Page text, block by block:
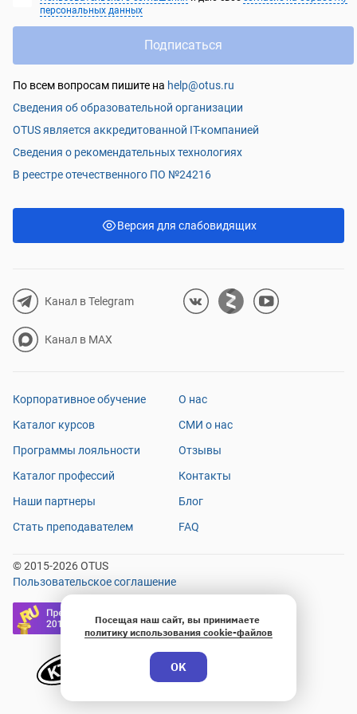
проекты. Но лично мне не хватило, конечно,
маленьких простых задачек после каждой
замечательный. Всегда поддержат, помогут,
подскажут. Если кто-то что-то не понимает в
ходе вебинара - задерживаются без проблем. И
домашние задания не примут, пока код не
будет отшлифован до блеска)) В общем, я
минусы.
Канал в Telegram
Канал в MAX
Корпоративное обучение
Каталог курсов
Программы лояльности
Каталог профессий
Наши партнеры
Стать преподавателем
О нас
СМИ о нас
Отзывы
Контакты
Блог
FAQ
Подписаться
персональных данных
По всем вопросам пишите на help@otus.ru
Сведения об образовательной организации
OTUS является аккредитованной IT-компанией
Сведения о рекомендательных технологиях
В реестре отечественного ПО №24216
Версия для слабовидящих
© 2015-2026 OTUS
Пользовательское соглашение
Посещая наш сайт, вы принимаете
политику использования cookie-файлов
OK